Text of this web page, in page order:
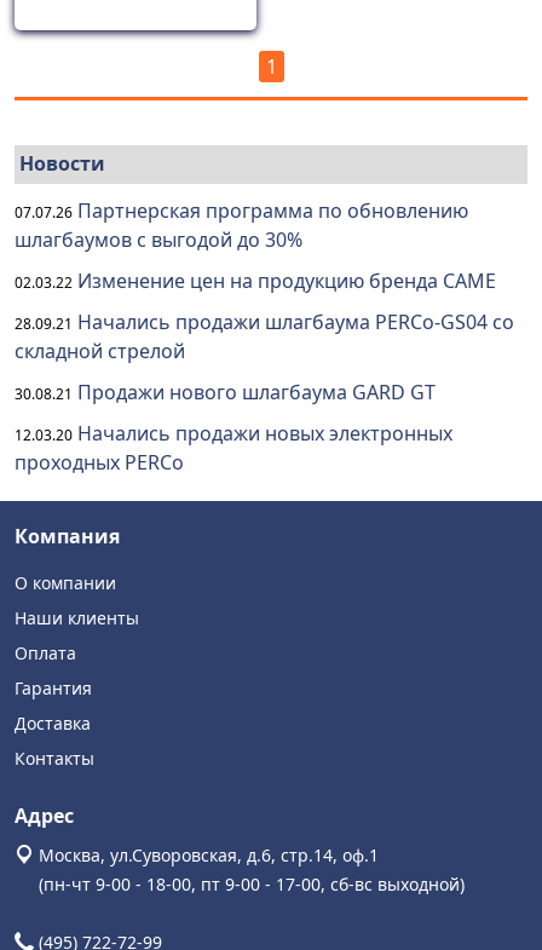
1
Новости
07.07.26 Партнерская программа по обновлению
шлагбаумов с выгодой до 30%
02.03.22 Изменение цен на продукцию бренда CAME
28.09.21 Начались продажи шлагбаума PERCo-GS04 со
складной стрелой
30.08.21 Продажи нового шлагбаума GARD GT
12.03.20 Начались продажи новых электронных
проходных PERCo
Компания
О компании
Наши клиенты
Оплата
Гарантия
Доставка
Контакты
Адрес
Москва, ул.Суворовская, д.6, стр.14, оф.1
(пн-чт 9-00 - 18-00, пт 9-00 - 17-00, сб-вс выходной)
(495) 722-72-99